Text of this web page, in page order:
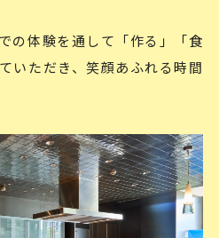
の体験を通して「作る」「食
いただき、笑顔あふれる時間